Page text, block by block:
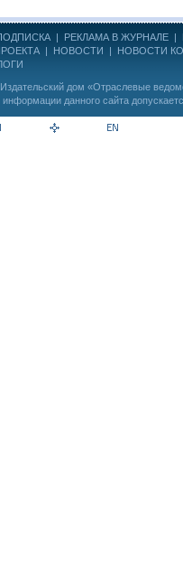
| РЕКЛАМА В ЖУРНАЛЕ |
| НОВОСТИ | НОВОСТИ
Издательский дом «Отраслевые
информации данного сайта